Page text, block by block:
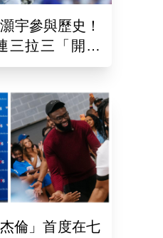
宇參與歷史！
三拉三「開對
年偉業
倫」首度在七